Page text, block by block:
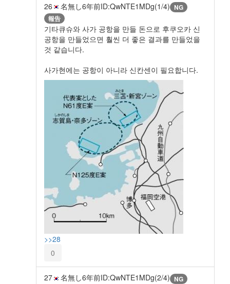
26 名無し6年前ID:QwNTE1MDg(1/4) NG
報告
기타큐슈와 사가 공항을 만들 돈으로 후쿠오카 신
공항을 만들었으면 훨씬 더 좋은 결과를 만들었을
것 같습니다.
사가현에는 공항이 아니라 신칸센이 필요합니다.
>>28
0
27 名無し6年前ID:QwNTE1MDg(2/4) NG